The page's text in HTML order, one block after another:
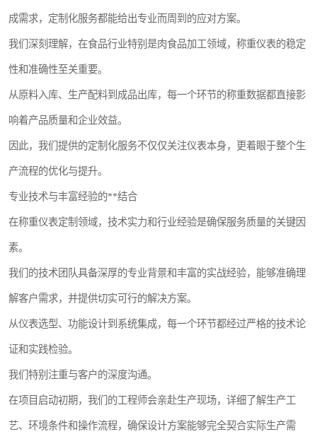
成需求，定制化服务都能给出专业而周到的应对方案。
我们深刻理解，在食品行业特别是肉食品加工领域，称重仪表的稳定
性和准确性至关重要。
从原料入库、生产配料到成品出库，每一个环节的称重数据都直接影
响着产品质量和企业效益。
因此，我们提供的定制化服务不仅仅关注仪表本身，更着眼于整个生
产流程的优化与提升。
专业技术与丰富经验的**结合
在称重仪表定制领域，技术实力和行业经验是确保服务质量的关键因
素。
我们的技术团队具备深厚的专业背景和丰富的实战经验，能够准确理
解客户需求，并提供切实可行的解决方案。
从仪表选型、功能设计到系统集成，每一个环节都经过严格的技术论
证和实践检验。
我们特别注重与客户的深度沟通。
在项目启动初期，我们的工程师会亲赴生产现场，详细了解生产工
艺、环境条件和操作流程，确保设计方案能够完全契合实际生产需